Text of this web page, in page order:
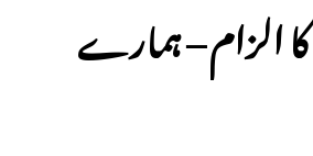
الزام – ہمارے